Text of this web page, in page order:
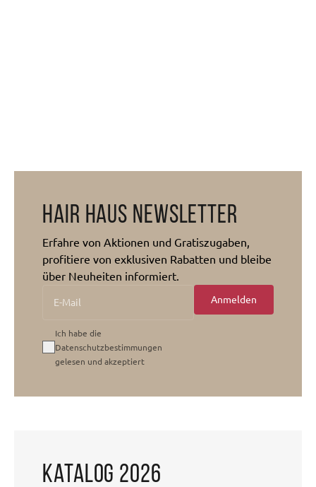
Hair Haus Newsletter
Erfahre von Aktionen und Gratiszugaben,
profitiere von exklusiven Rabatten und bleibe
über Neuheiten informiert.
E-Mail
Ich habe die
Datenschutzbestimmungen
gelesen und akzeptiert
Anmelden
Katalog 2026